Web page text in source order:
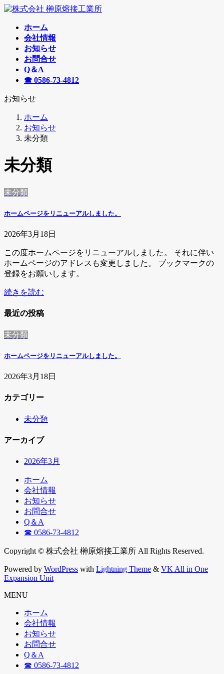
コ
プ
ナ
動
ホーム
会社情報
お知らせ
お問合せ
Q＆A
☎ 0586-73-4812
お知らせ
ホーム
お知らせ
未分類
未分類
未分類
ホームページをリニューアルしました。
2026年3月18日
この度ホームページをリニューアルしました。 それに伴い
ホームページのアドレスも変更しました。 ブックマークの
登録をお願いします。
続きを読む
最近の投稿
未分類
ホームページをリニューアルしました。
2026年3月18日
カテゴリー
未分類
アーカイブ
2026年3月
ホーム
会社情報
お知らせ
お問合せ
Q＆A
☎ 0586-73-4812
Copyright © 株式会社 榊原熔接工業所 All Rights Reserved.
Powered by WordPress with Lightning Theme & VK All in One
Expansion Unit
MENU
ホーム
会社情報
お知らせ
お問合せ
Q＆A
☎ 0586-73-4812